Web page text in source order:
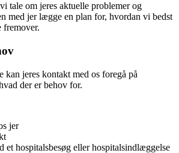
tale om jeres aktuelle problemer og
med jer lægge en plan for, hvordan vi bedst
kan jeres kontakt med os foregå på
der er behov for.
jer
et hospitalsbesøg eller hospitalsindlæggelse